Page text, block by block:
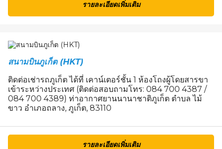
รายละเอียดเพิ่มเติม
สนามบินภูเก็ต (HKT)
ติดต่อเช่ารถภูเก็ต ได้ที่ เคาน์เตอร์ชั้น 1 ห้องโถงผู้โดยสารขา
เข้าระหว่างประเทศ (ติดต่อสอบถามโทร: 084 700 4387 /
084 700 4389) ท่าอากาศยานนานาชาติภูเก็ต ตำบล ไม้
ขาว อำเภอถลาง, ภูเก็ต, 83110
รายละเอียดเพิ่มเติม